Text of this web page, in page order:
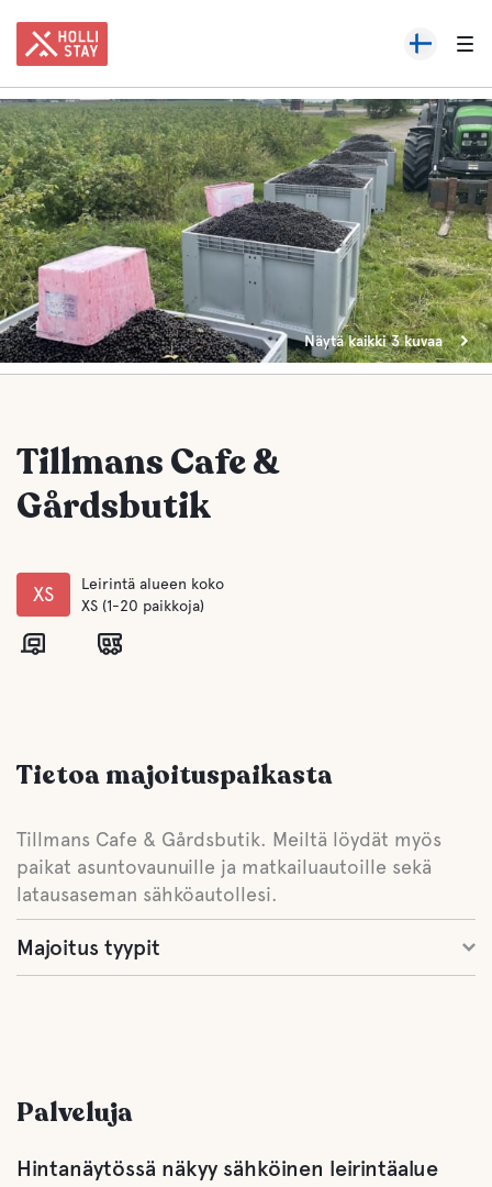
Näytä kaikki 3 kuvaa
Tillmans Cafe &
Gårdsbutik
XS
Leirintä alueen koko
XS (1-20 paikkoja)
Tietoa majoituspaikasta
Tillmans Cafe & Gårdsbutik. Meiltä löydät myös
paikat asuntovaunuille ja matkailuautoille sekä
latausaseman sähköautollesi.
Majoitus tyypit
Palveluja
Hintanäytössä näkyy sähköinen leirintäalue